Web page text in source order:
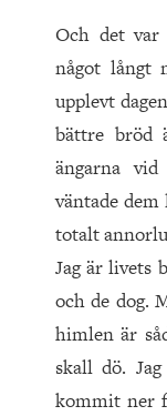
Och det var
något långt
upplevt
bättre bröd
ängarna
väntade
totalt
Jag är livets
och de dog.
himlen är
skall dö.
kommit ner